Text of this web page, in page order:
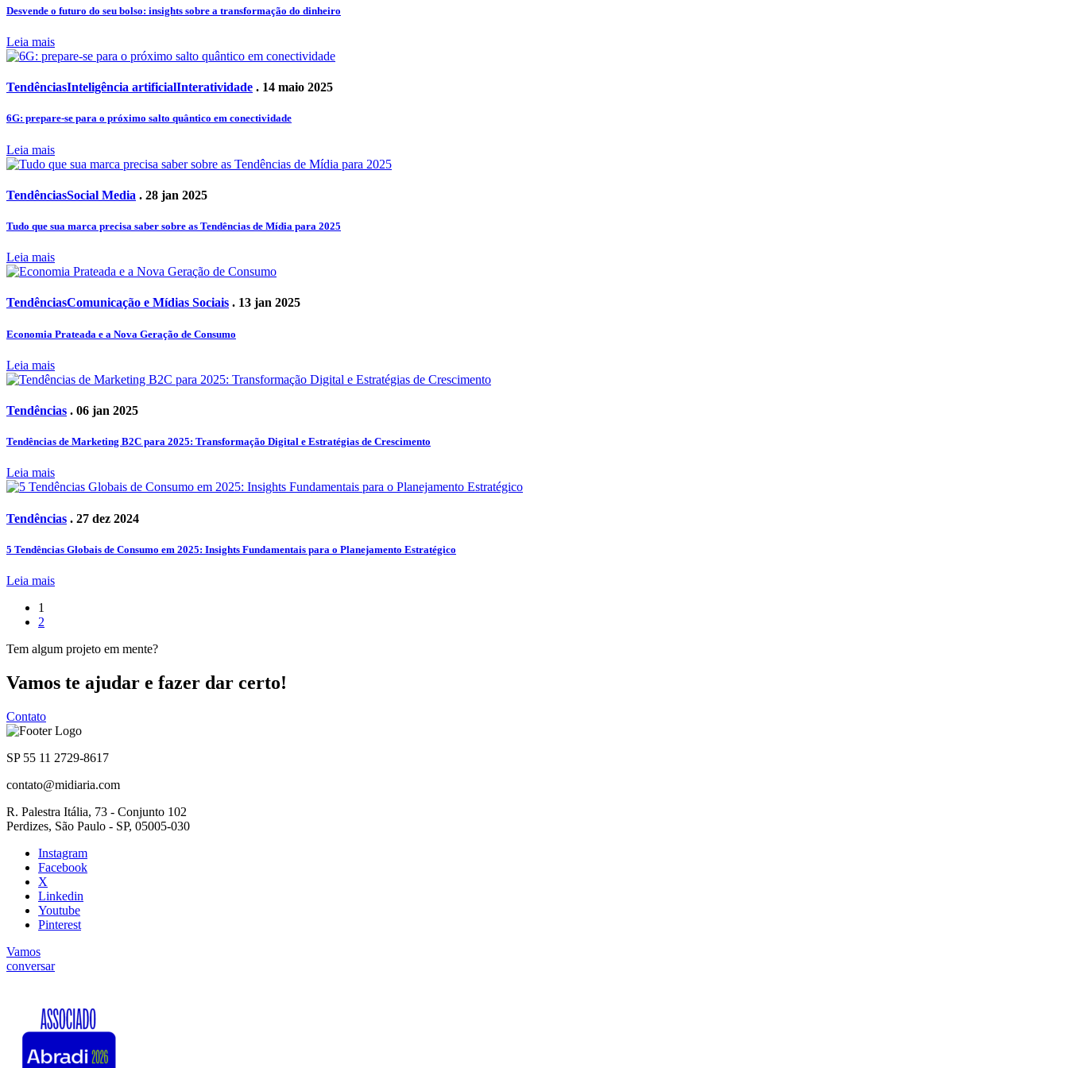
Desvende o futuro do seu bolso: insights sobre a transformação do dinheiro
Leia mais
TendênciasInteligência artificialInteratividade . 14 maio 2025
6G: prepare-se para o próximo salto quântico em conectividade
Leia mais
TendênciasSocial Media . 28 jan 2025
Tudo que sua marca precisa saber sobre as Tendências de Mídia para 2025
Leia mais
TendênciasComunicação e Mídias Sociais . 13 jan 2025
Economia Prateada e a Nova Geração de Consumo
Leia mais
Tendências . 06 jan 2025
Tendências de Marketing B2C para 2025: Transformação Digital e Estratégias de Crescimento
Leia mais
Tendências . 27 dez 2024
5 Tendências Globais de Consumo em 2025: Insights Fundamentais para o Planejamento Estratégico
Leia mais
1
2
Tem algum projeto em mente?
Vamos te ajudar e fazer dar certo!
Contato
SP 55 11 2729-8617
contato@midiaria.com
R. Palestra Itália, 73 - Conjunto 102
Perdizes, São Paulo - SP, 05005-030
Instagram
Facebook
X
Linkedin
Youtube
Pinterest
Vamos
conversar